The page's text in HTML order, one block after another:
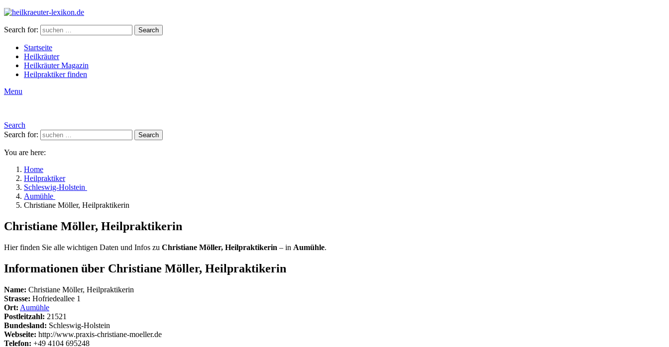
Search for: Search
Startseite
Heilkräuter
Heilkräuter Magazin
Heilpraktiker finden
Menu
Search
Search for:
Search
You are here:
Home
Heilpraktiker
Schleswig-Holstein
Aumühle
Christiane Möller, Heilpraktikerin
Christiane Möller, Heilpraktikerin
Hier finden Sie alle wichtigen Daten und Infos zu Christiane Möller, Heilpraktikerin – in Aumühle.
Informationen über Christiane Möller, Heilpraktikerin
Name: Christiane Möller, Heilpraktikerin
Strasse: Hofriedeallee 1
Ort: Aumühle
Postleitzahl: 21521
Bundesland: Schleswig-Holstein
Webseite: http://www.praxis-christiane-moeller.de
Telefon: +49 4104 695248